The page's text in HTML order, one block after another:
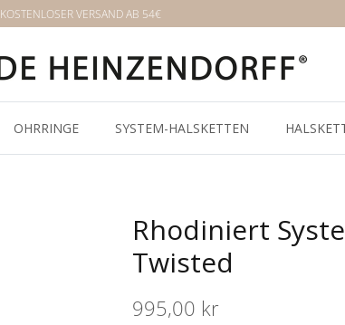
KOSTENLOSER VERSAND AB 54€
OHRRINGE SYSTEM-HALSKETTEN
Rhodiniert
Twisted
995,00 kr